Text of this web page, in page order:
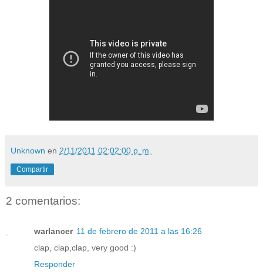
Unknown en 2/11/2011 02:02:00 p. m.
Compartir
2 comentarios:
warlancer 11 de febrero de 2011 a las 16:26
clap, clap,clap, very good :)
Responder